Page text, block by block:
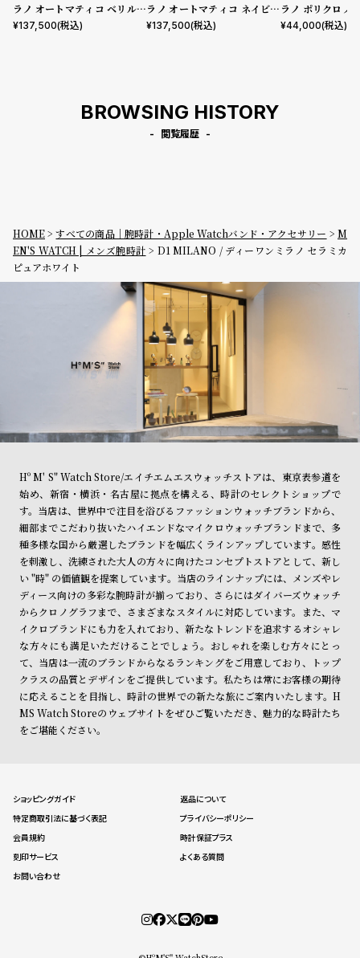
ラノ オートマティコ ベリルコ
ード
¥137,500(税込)
ラノ オートマティコ ネイビー
コード
¥137,500(税込)
ラノ ポリクロノ
レー
¥44,000(税込)
BROWSING HISTORY
閲覧履歴
HOME すべての商品｜腕時計・Apple Watchバンド・アクセサリー
M
EN'S WATCH | メンズ腕時計
D1 MILANO / ディーワンミラノ セラミカ
ピュアホワイト
Hº M' S" Watch Store/エイチエムエスウォッチストアは、東京表参道を
始め、新宿・横浜・名古屋に拠点を構える、時計のセレクトショップで
す。当店は、世界中で注目を浴びるファッションウォッチブランドから、
細部までこだわり抜いたハイエンドなマイクロウォッチブランドまで、多
種多様な国から厳選したブランドを幅広くラインアップしています。感性
を刺激し、洗練された大人の方々に向けたコンセプトストアとして、新し
い "時" の価値観を提案しています。当店のラインナップには、メンズやレ
ディース向けの多彩な腕時計が揃っており、さらにはダイバーズウォッチ
からクロノグラフまで、さまざまなスタイルに対応しています。また、マ
イクロブランドにも力を入れており、新たなトレンドを追求するオシャレ
な方々にも満足いただけることでしょう。おしゃれを楽しむ方々にとっ
て、当店は一流のブランドからなるランキングをご用意しており、トップ
クラスの品質とデザインをご提供しています。私たちは常にお客様の期待
に応えることを目指し、時計の世界での新たな旅にご案内いたします。H
MS Watch Storeのウェブサイトをぜひご覧いただき、魅力的な時計たち
をご堪能ください。
ショッピングガイド
返品について
特定商取引法に基づく表記
プライバシーポリシー
会員規約
時計保証プラス
刻印サービス
よくある質問
お問い合わせ